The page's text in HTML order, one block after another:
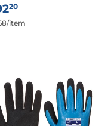
20
/per
item